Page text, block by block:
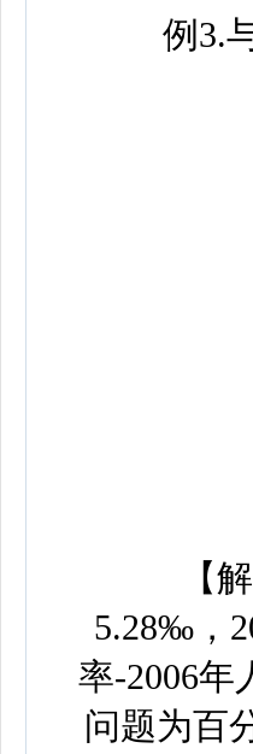
例3.与
【解题
5.28‰，
率-2006
问题为百